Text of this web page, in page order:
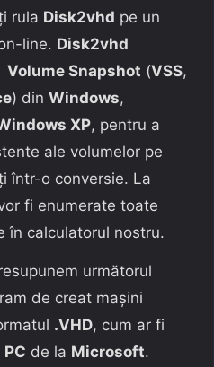
rula Disk2vhd pe un
line. Disk2vhd
Volume Snapshot (VSS,
) din Windows,
XP, pentru a
ale volumelor pe
într-o conversie. La
fi enumerate toate
în calculatorul nostru.
următorul
de creat mașini
.VHD, cum ar fi
de la Microsoft.